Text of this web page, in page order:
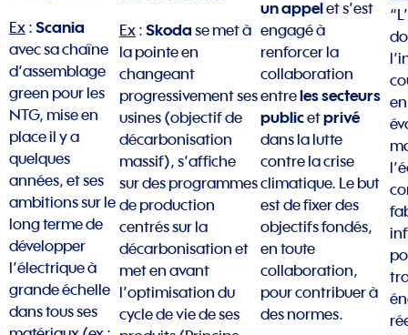
Ex : Scania
avec sa chaîne
d’assemblage
green pour les
NTG, mise en
place il y a
quelques
années, et ses
ambitions sur le
long terme de
développer
l’électrique à
grande échelle
dans tous ses
Ex : Skoda se met à
la pointe en
changeant
progressivement ses
usines (objectif de
décarbonisation
massif), s’affiche
sur des programmes
de production
centrés sur la
décarbonisation et
met en avant
l’optimisation du
cycle de vie de ses
un appelet s’est
engagé à
renforcer la
collaboration
entreles secteurs
publicetprivé
dans la lutte
contre la crise
climatique. Le but
est de fixer des
objectifs fondés,
en toute
collaboration,
pour contribuer à
des normes.